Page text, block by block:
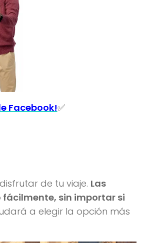
Facebook!✅
de tu viaje. Las
fácilmente, sin importar si
a elegir la opción más